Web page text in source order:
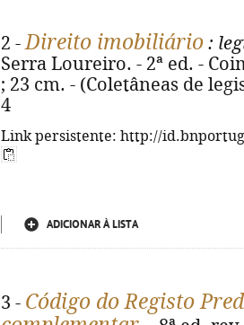
2 -Direito imobiliário :
Serra Loureiro. - 2ª ed. -
; 23 cm. - (Coletâneas de
4
Link persistente: http://
ADICIONAR À LISTA
3 - Código do Registo